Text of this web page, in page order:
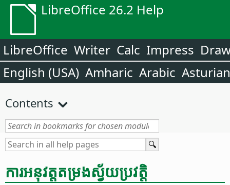
LibreOffice 26.2 Help
LibreOffice Writer Calc Impress
English (USA) Amharic Arabic Asturian
Contents
ការ​អនុវត្ត​តម្រង​ស្វ័យ​ប្រវត្តិ